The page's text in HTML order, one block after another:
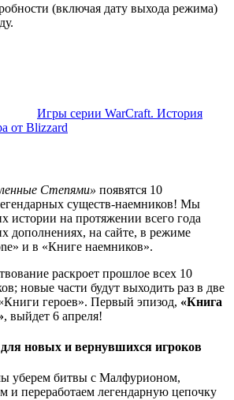
(включая дату выхода режима)
Игры серии WarCraft. История
от Blizzard
Степями» появятся 10
существ-наемников! Мы
истории на протяжении всего года
дополнениях, на сайте, в режиме
и в «Книге наемников».
раскроет прошлое всех 10
новые части будут выходить раз в две
героев». Первый эпизод, «Книга
, выйдет 6 апреля!
новых и вернувшихся игроков
уберем битвы с Малфурионом,
и переработаем легендарную цепочку